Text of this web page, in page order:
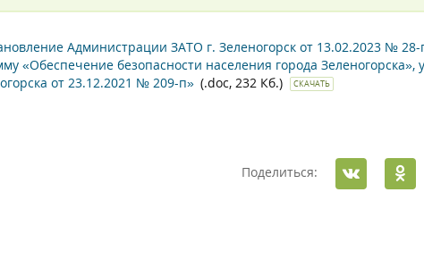
Администрации ЗАТО г. Зеленогорск от 13.02.2023 №
«Обеспечение безопасности населения города
от 23.12.2021 № 209-п» (.doc, 232 Кб.) СКАЧАТЬ
Поделиться: